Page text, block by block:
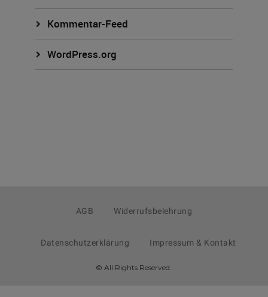
Kommentar-Feed
WordPress.org
AGB Widerrufsbelehrung
Datenschutzerklärung Impressum & Kontakt
© All Rights Reserved.